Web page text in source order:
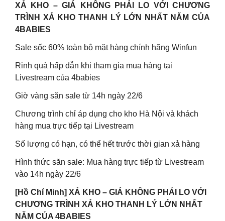
XẢ KHO – GIÁ KHÔNG PHẢI LO VỚI CHƯƠNG
TRÌNH XẢ KHO THANH LÝ LỚN NHẤT NĂM CỦA
4BABIES
Sale sốc 60% toàn bộ mặt hàng chính hãng Winfun
Rinh quà hấp dẫn khi tham gia mua hàng tại
Livestream của 4babies
Giờ vàng săn sale từ 14h ngày 22/6
Chương trình chỉ áp dụng cho kho Hà Nội và khách
hàng mua trực tiếp tại Livestream
Số lượng có hạn, có thể hết trước thời gian xả hàng
Hình thức săn sale: Mua hàng trực tiếp từ Livestream
vào 14h ngày 22/6
[Hồ Chí Minh] XẢ KHO – GIÁ KHÔNG PHẢI LO VỚI
CHƯƠNG TRÌNH XẢ KHO THANH LÝ LỚN NHẤT
NĂM CỦA 4BABIES